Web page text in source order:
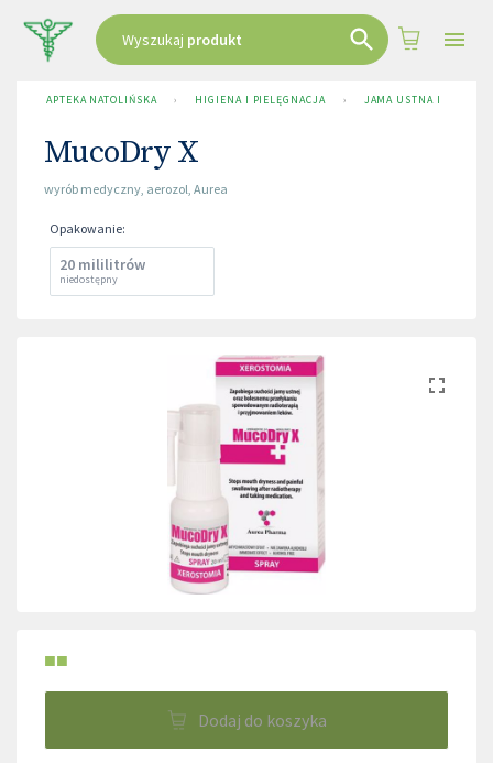
Wyszukaj produkt
APTEKA NATOLIŃSKA › HIGIENA I PIELĘGNACJA › JAMA USTNA I NOS
MucoDry X
wyrób medyczny, aerozol, Aurea
Opakowanie:
20 mililitrów
niedostępny
■■
Dodaj do koszyka